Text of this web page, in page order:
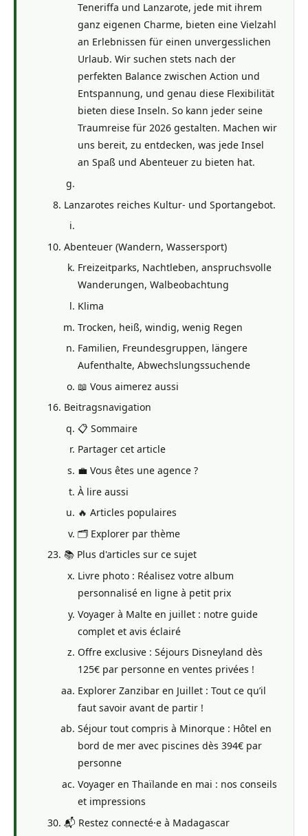
Teneriffa und Lanzarote, jede mit ihrem
ganz eigenen Charme, bieten eine Vielzahl
an Erlebnissen für einen unvergesslichen
Urlaub. Wir suchen stets nach der
perfekten Balance zwischen Action und
Entspannung, und genau diese Flexibilität
bieten diese Inseln. So kann jeder seine
Traumreise für 2026 gestalten. Machen wir
uns bereit, zu entdecken, was jede Insel
an Spaß und Abenteuer zu bieten hat.
Lanzarotes reiches Kultur- und Sportangebot.
Abenteuer (Wandern, Wassersport)
Freizeitparks, Nachtleben, anspruchsvolle
Wanderungen, Walbeobachtung
Klima
Trocken, heiß, windig, wenig Regen
Familien, Freundesgruppen, längere
Aufenthalte, Abwechslungssuchende
📖 Vous aimerez aussi
Beitragsnavigation
📋 Sommaire
Partager cet article
💼 Vous êtes une agence ?
À lire aussi
🔥 Articles populaires
🗂️ Explorer par thème
📚 Plus d'articles sur ce sujet
Livre photo : Réalisez votre album
personnalisé en ligne à petit prix
Voyager à Malte en juillet : notre guide
complet et avis éclairé
Offre exclusive : Séjours Disneyland dès
125€ par personne en ventes privées !
Explorer Zanzibar en Juillet : Tout ce qu’il
faut savoir avant de partir !
Séjour tout compris à Minorque : Hôtel en
bord de mer avec piscines dès 394€ par
personne
Voyager en Thaïlande en mai : nos conseils
et impressions
📬 Restez connecté·e à Madagascar